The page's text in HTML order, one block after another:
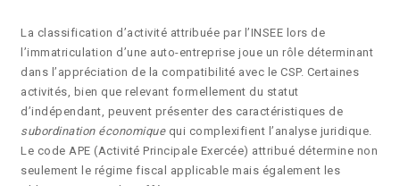
La classification d’activité attribuée par l’INSEE lors de
l’immatriculation d’une auto-entreprise joue un rôle déterminant
dans l’appréciation de la compatibilité avec le CSP. Certaines
activités, bien que relevant formellement du statut
d’indépendant, peuvent présenter des caractéristiques de
subordination économique qui complexifient l’analyse juridique.
Le code APE (Activité Principale Exercée) attribué détermine non
seulement le régime fiscal applicable mais également les